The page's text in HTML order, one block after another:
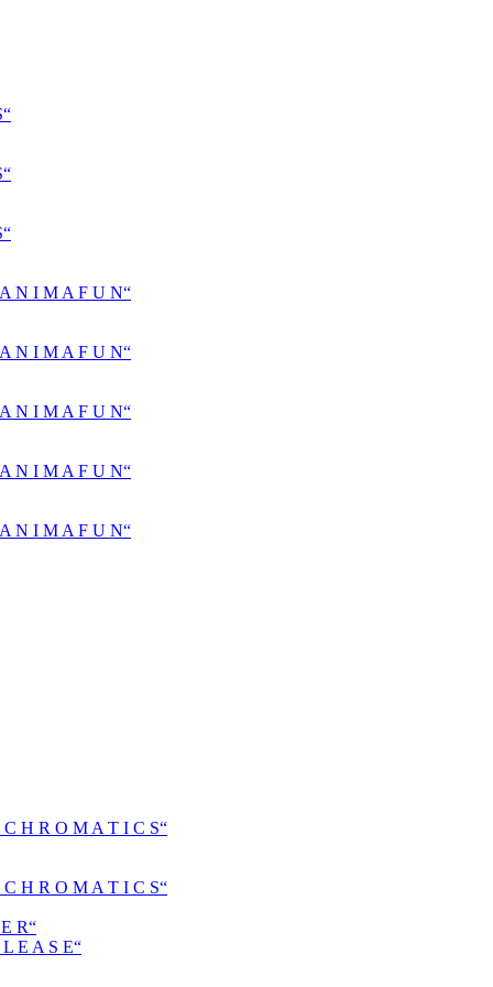
N I M A F U N“
N I M A F U N“
N I M A F U N“
N I M A F U N“
N I M A F U N“
H R O M A T I C S“
H R O M A T I C S“
R“
E A S E“